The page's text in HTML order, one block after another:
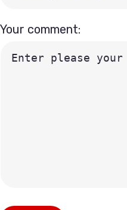
Your comment: